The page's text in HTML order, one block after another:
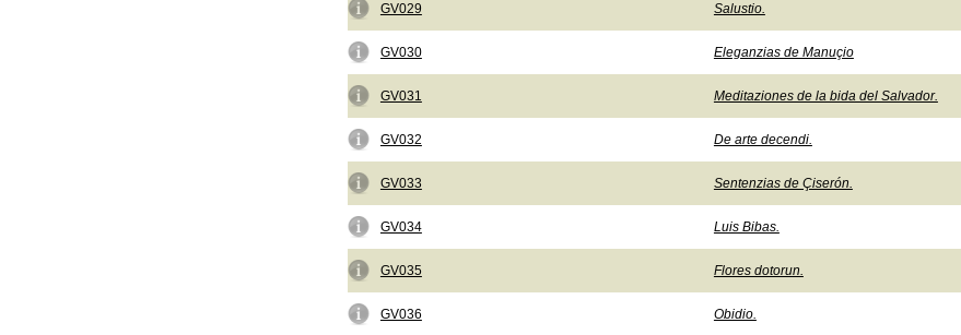
GV029 Salustio.
GV030 Eleganzias de Manuçio
GV031 Meditaziones de la bida del Salvador.
GV032 De arte decendi.
GV033 Sentenzias de Çiserón.
GV034 Luis Bibas.
GV035 Flores dotorun.
GV036 Obidio.